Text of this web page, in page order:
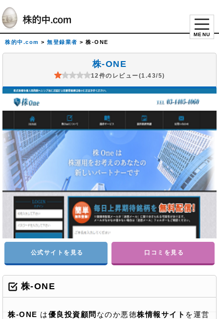
MENU
株的中.com > 無登録業者 > 株-ONE
株-ONE
12件のレビュー(1.43/5)
公式サイトを見る 口コミを見る
株-ONE
株-ONE は優良投資顧問 なのか悪徳株情報サイト を運営